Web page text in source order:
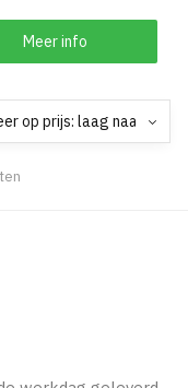
Meer info